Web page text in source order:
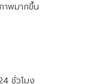
าพมากขึ้น
ชั่วโมง